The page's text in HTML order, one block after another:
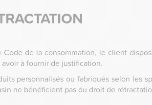
Code de la consommation, le client
à fournir de justification.
personnalisés ou fabriqués selon les
ne bénéficient pas du droit de